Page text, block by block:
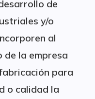
de
y/o
al
la empresa
para
o calidad la